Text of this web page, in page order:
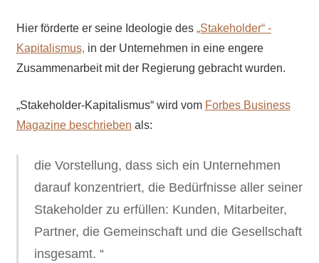
Hier förderte er seine Ideologie des „Stakeholder“ -
Kapitalismus, in der Unternehmen in eine engere
Zusammenarbeit mit der Regierung gebracht wurden.
„Stakeholder-Kapitalismus“ wird vom Forbes Business
Magazine beschrieben als:
die Vorstellung, dass sich ein Unternehmen
darauf konzentriert, die Bedürfnisse aller seiner
Stakeholder zu erfüllen: Kunden, Mitarbeiter,
Partner, die Gemeinschaft und die Gesellschaft
insgesamt. “